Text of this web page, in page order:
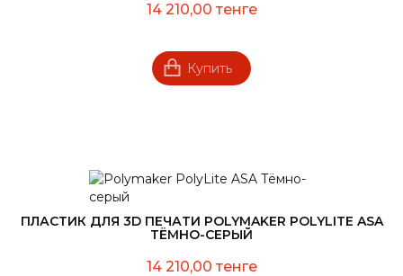
14 210,00 тенге
Купить
ПЛАСТИК ДЛЯ 3D ПЕЧАТИ POLYMAKER POLYLITE ASA
ТЁМНО-СЕРЫЙ
14 210,00 тенге